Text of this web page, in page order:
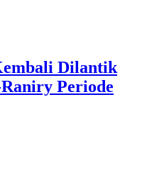
Dilantik
Periode